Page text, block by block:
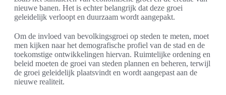
nieuwe banen. Het is echter belangrijk dat deze groei
geleidelijk verloopt en duurzaam wordt aangepakt.
Om de invloed van bevolkingsgroei op steden te meten, moet
men kijken naar het demografische profiel van de stad en de
toekomstige ontwikkelingen hiervan. Ruimtelijke ordening en
beleid moeten de groei van steden plannen en beheren, terwijl
de groei geleidelijk plaatsvindt en wordt aangepast aan de
nieuwe realiteit.